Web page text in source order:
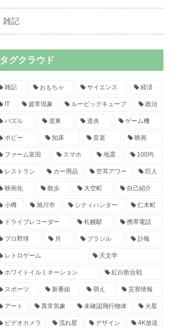
雑記
タグクラウド
雑記 おもちゃ サイエンス 経済
IT 超常現象 ルービックキューブ 政治
パズル 道東 道央 ゲーム機
ポピー 知床 音楽 映画
ファーム富田 スマホ 地震 100均
レストラン カー用品 空耳アワー 巨人
映画化 散歩 大空町 自己紹介
小樽 旭川市 シティハンター 仁木町
ドライブレコーダー 札幌駅 携帯電話
プロ野球 月 ブラジル 訃報
レトロゲーム 天文学
ホワイトイルミネーション 紅白歌合戦
スポーツ 新番組 萌え 災害情報
アート 異常気象 未確認飛行物体 火星
ビデオカメラ 流れ星 デザイン 4K放送